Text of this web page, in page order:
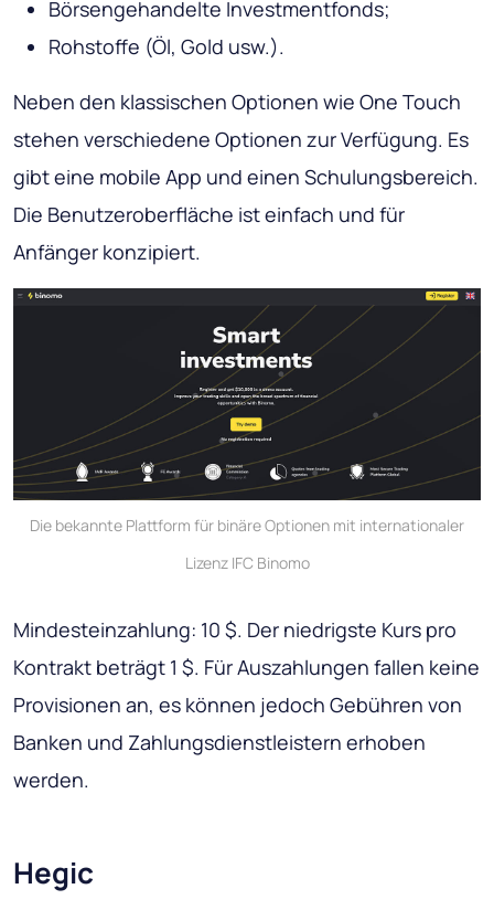
Börsengehandelte Investmentfonds;
Rohstoffe (Öl, Gold usw.).
Neben den klassischen Optionen wie One Touch
stehen verschiedene Optionen zur Verfügung. Es
gibt eine mobile App und einen Schulungsbereich.
Die Benutzeroberfläche ist einfach und für
Anfänger konzipiert.
Die bekannte Plattform für binäre Optionen mit internationaler
Lizenz IFC Binomo
Mindesteinzahlung: 10 $. Der niedrigste Kurs pro
Kontrakt beträgt 1 $. Für Auszahlungen fallen keine
Provisionen an, es können jedoch Gebühren von
Banken und Zahlungsdienstleistern erhoben
werden.
Hegic